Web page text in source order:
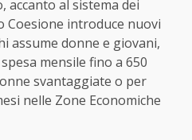
al sistema dei
Coesione introduce nuovi
assume donne e giovani,
mensile fino a 650
svantaggiate o per
nelle Zone Economiche